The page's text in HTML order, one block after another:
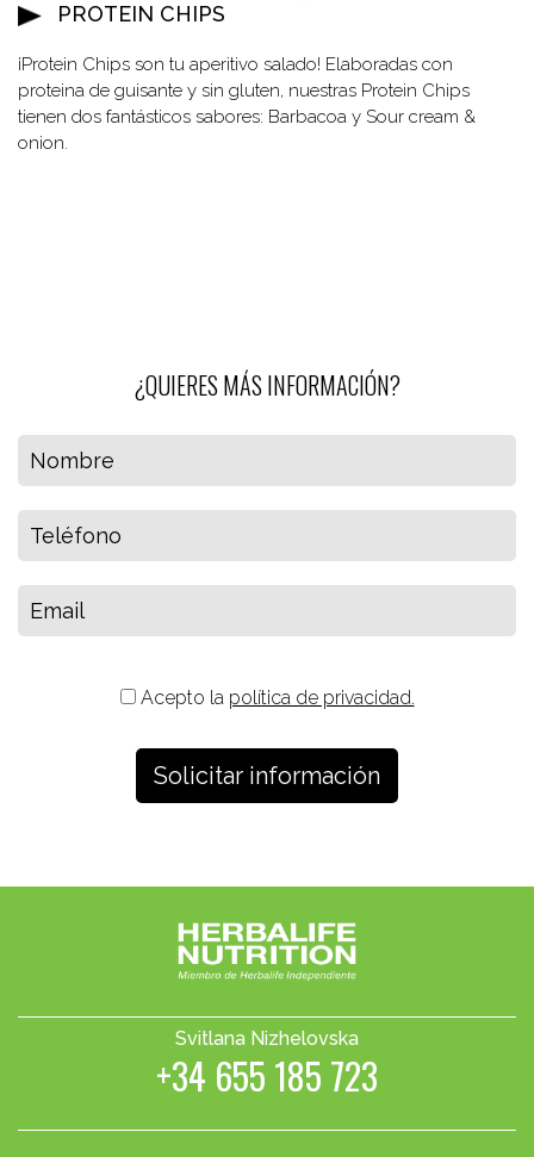
PROTEIN CHIPS
¡Protein Chips son tu aperitivo salado! Elaboradas con
proteina de guisante y sin gluten, nuestras Protein Chips
tienen dos fantásticos sabores: Barbacoa y Sour cream &
onion.
¿QUIERES MÁS INFORMACIÓN?
Acepto la política de privacidad.
Svitlana Nizhelovska
+34 655 185 723